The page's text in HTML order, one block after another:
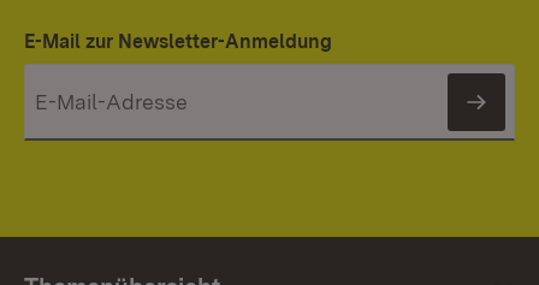
E-Mail zur Newsletter-Anmeldung